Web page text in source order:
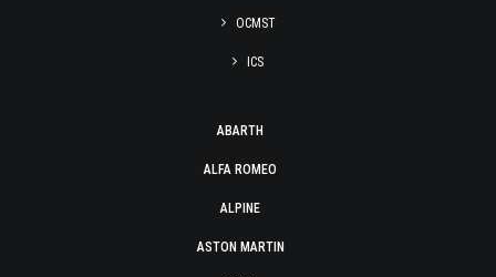
OCMST
ICS
ABARTH
ALFA ROMEO
ALPINE
ASTON MARTIN